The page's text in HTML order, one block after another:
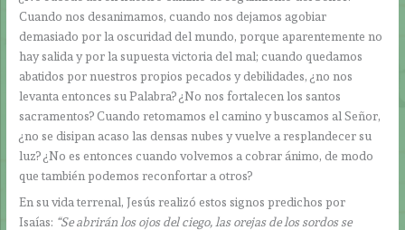
Cuando nos desanimamos, cuando nos dejamos agobiar
demasiado por la oscuridad del mundo, porque aparentemente no
hay salida y por la supuesta victoria del mal; cuando quedamos
abatidos por nuestros propios pecados y debilidades, ¿no nos
levanta entonces su Palabra? ¿No nos fortalecen los santos
sacramentos? Cuando retomamos el camino y buscamos al Señor,
¿no se disipan acaso las densas nubes y vuelve a resplandecer su
luz? ¿No es entonces cuando volvemos a cobrar ánimo, de modo
que también podemos reconfortar a otros?
En su vida terrenal, Jesús realizó estos signos predichos por
Isaías: “Se abrirán los ojos del ciego, las orejas de los sordos se